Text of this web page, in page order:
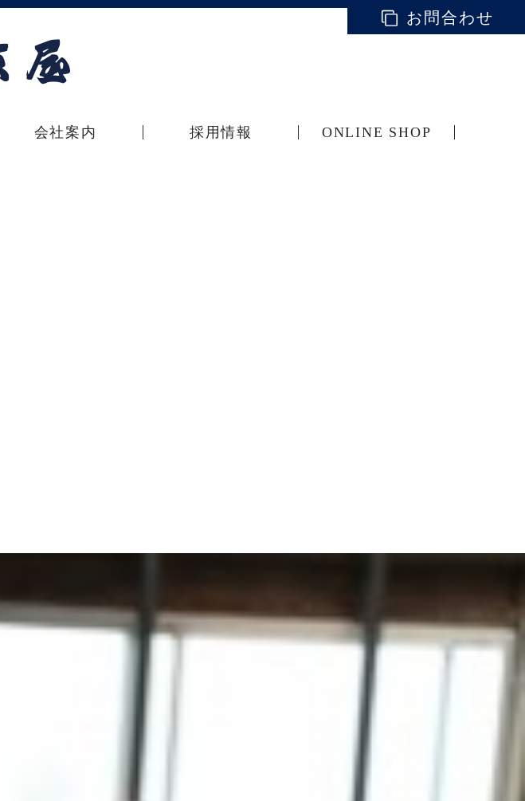
お問合わせ
会社案内 採用情報 ONLINE SHOP